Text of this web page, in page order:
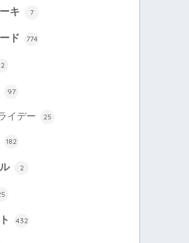
キ 7
ド 774
97
イデー 25
182
2
432